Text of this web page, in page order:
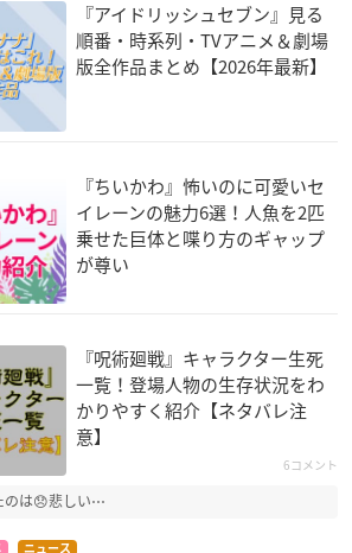
『アイドリッシュセブン』見る
順番・時系列・TVアニメ＆劇場
版全作品まとめ【2026年最新】
『ちいかわ』怖いのに可愛いセ
イレーンの魅力6選！人魚を2匹
乗せた巨体と喋り方のギャップ
が尊い
『呪術廻戦』キャラクター生死
一覧！登場人物の生存状況をわ
かりやすく紹介【ネタバレ注
意】
6コメント
のは😞悲しい⋯
ニュース